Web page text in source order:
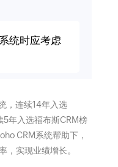
统时应考虑
，连续14年入选
年入选福布斯CRM榜
CRM系统帮助下，
，实现业绩增长。